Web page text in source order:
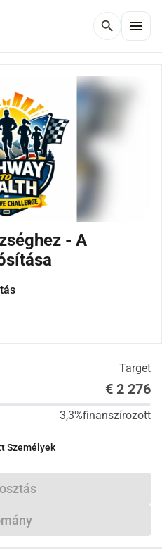
search menu
- A
Target
€ 2 276
3,3%finanszírozott
Személyek